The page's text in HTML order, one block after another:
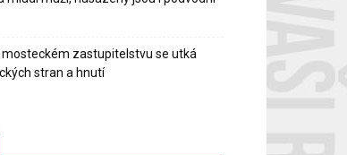
mosteckém zastupitelstvu se utká
stran a hnutí